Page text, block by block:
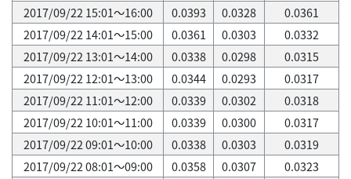
2017/09/22 15:01～16:00
0.0393 0.0328
0.0361
2017/09/22 14:01～15:00
0.0361 0.0303
0.0332
2017/09/22 13:01～14:00
0.0338 0.0298
0.0315
2017/09/22 12:01～13:00
0.0344 0.0293
0.0317
2017/09/22 11:01～12:00
0.0339 0.0302
0.0318
2017/09/22 10:01～11:00
0.0339 0.0300
0.0317
2017/09/22 09:01～10:00
0.0338 0.0303
0.0319
2017/09/22 08:01～09:00
0.0358 0.0307
0.0323